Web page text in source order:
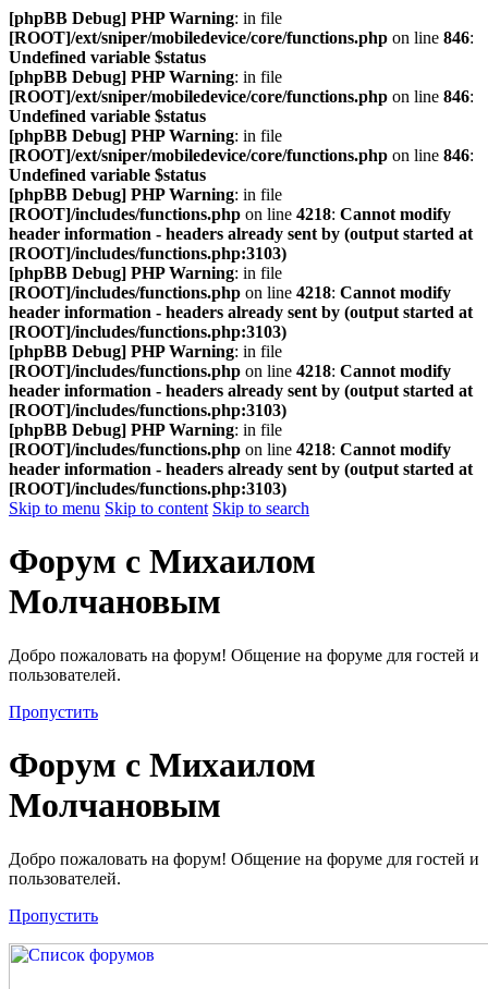
[phpBB Debug] PHP Warning: in file
[ROOT]/ext/sniper/mobiledevice/core/functions.php on line 846:
Undefined variable $status
[phpBB Debug] PHP Warning: in file
[ROOT]/ext/sniper/mobiledevice/core/functions.php on line 846:
Undefined variable $status
[phpBB Debug] PHP Warning: in file
[ROOT]/ext/sniper/mobiledevice/core/functions.php on line 846:
Undefined variable $status
[phpBB Debug] PHP Warning: in file
[ROOT]/includes/functions.php on line 4218: Cannot modify
header information - headers already sent by (output started at
[ROOT]/includes/functions.php:3103)
[phpBB Debug] PHP Warning: in file
[ROOT]/includes/functions.php on line 4218: Cannot modify
header information - headers already sent by (output started at
[ROOT]/includes/functions.php:3103)
[phpBB Debug] PHP Warning: in file
[ROOT]/includes/functions.php on line 4218: Cannot modify
header information - headers already sent by (output started at
[ROOT]/includes/functions.php:3103)
[phpBB Debug] PHP Warning: in file
[ROOT]/includes/functions.php on line 4218: Cannot modify
header information - headers already sent by (output started at
[ROOT]/includes/functions.php:3103)
Skip to menu Skip to content Skip to search
Форум с Михаилом
Молчановым
Добро пожаловать на форум! Общение на форуме для гостей и
пользователей.
Пропустить
Форум с Михаилом
Молчановым
Добро пожаловать на форум! Общение на форуме для гостей и
пользователей.
Пропустить